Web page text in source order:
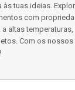
tuas ideias.
com
altas
Com os nossos